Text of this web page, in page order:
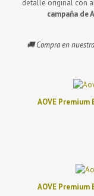
detalle original con
campaña de
🚚 Compra en nuestra
AOVE
AOVE